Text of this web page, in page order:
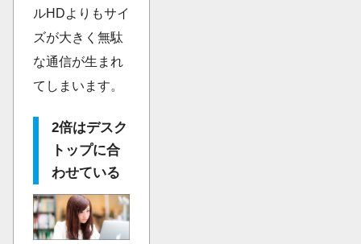
ルHDよりもサイ
ズが大きく無駄
な通信が生まれ
てしまいます。
2倍はデスク
トップに合
わせている